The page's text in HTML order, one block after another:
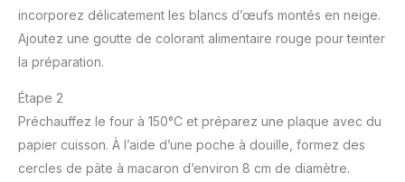
incorporez délicatement les blancs d’œufs montés en neige.
Ajoutez une goutte de colorant alimentaire rouge pour teinter
la préparation.
Étape 2
Préchauffez le four à 150°C et préparez une plaque avec du
papier cuisson. À l’aide d’une poche à douille, formez des
cercles de pâte à macaron d’environ 8 cm de diamètre.